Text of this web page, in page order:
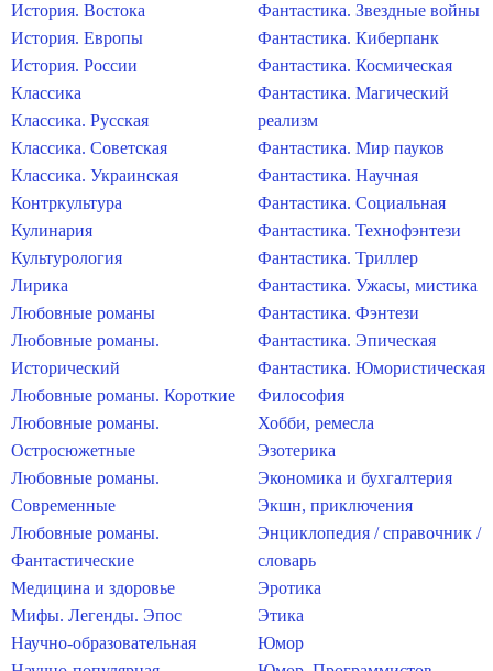
История. Востока
История. Европы
История. России
Классика
Классика. Русская
Классика. Советская
Классика. Украинская
Контркультура
Кулинария
Культурология
Лирика
Любовные романы
Любовные романы.
Исторический
Любовные романы. Короткие
Любовные романы.
Остросюжетные
Любовные романы.
Современные
Любовные романы.
Фантастические
Медицина и здоровье
Мифы. Легенды. Эпос
Научно-образовательная
Фантастика. Звездные войны
Фантастика. Киберпанк
Фантастика. Космическая
Фантастика. Магический
реализм
Фантастика. Мир пауков
Фантастика. Научная
Фантастика. Социальная
Фантастика. Технофэнтези
Фантастика. Триллер
Фантастика. Ужасы, мистика
Фантастика. Фэнтези
Фантастика. Эпическая
Фантастика. Юмористическая
Философия
Хобби, ремесла
Эзотерика
Экономика и бухгалтерия
Экшн, приключения
Энциклопедия / справочник /
словарь
Эротика
Этика
Юмор